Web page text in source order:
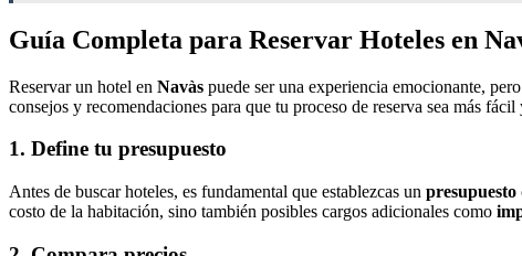
Guía Completa para Reservar Hoteles en
Reservar un hotel en Navàs puede ser una experiencia emocionante,
consejos y recomendaciones para que tu proceso de reserva sea más
1. Define tu presupuesto
Antes de buscar hoteles, es fundamental que establezcas un presupuesto
costo de la habitación, sino también posibles cargos adicionales como